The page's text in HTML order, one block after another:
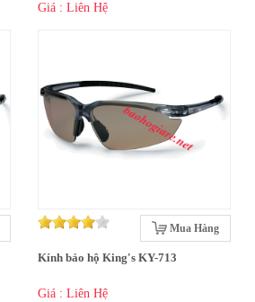
Giá : Liên Hệ
Mua Hàng
Kính bảo hộ King's KY-713
Giá : Liên Hệ